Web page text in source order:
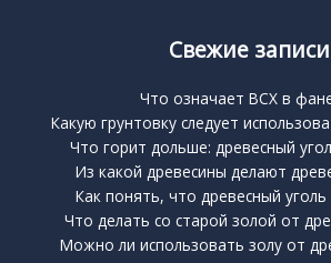
Свежие записи
Что означает BCX в
Какую грунтовку следует
Что горит дольше: древесный
Из какой древесины делают
Как понять, что древесный уголь
Что делать со старой золой от
Можно ли использовать золу от